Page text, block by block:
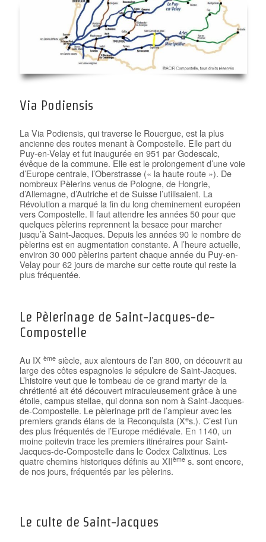
Via Podiensis
La Via Podiensis, qui traverse le Rouergue, est la plus
ancienne des routes menant à Compostelle. Elle part du
Puy-en-Velay et fut inaugurée en 951 par Godescalc,
évêque de la commune. Elle est le prolongement d’une voie
d’Europe centrale, l’Oberstrasse (« la haute route »). De
nombreux Pèlerins venus de Pologne, de Hongrie,
d’Allemagne, d’Autriche et de Suisse l’utilisaient. La
Révolution a marqué la fin du long cheminement européen
vers Compostelle. Il faut attendre les années 50 pour que
quelques pèlerins reprennent la besace pour marcher
jusqu’à Saint-Jacques. Depuis les années 90 le nombre de
pèlerins est en augmentation constante. A l’heure actuelle,
environ 30 000 pèlerins partent chaque année du Puy-en-
Velay pour 62 jours de marche sur cette route qui reste la
plus fréquentée.
Le Pèlerinage de Saint-Jacques-de-
Compostelle
Au IX èmesiècle, aux alentours de l’an 800, on découvrit au
large des côtes espagnoles le sépulcre de Saint-Jacques.
L’histoire veut que le tombeau de ce grand martyr de la
chrétienté ait été découvert miraculeusement grâce à une
étoile, campus stellae, qui donna son nom à Saint-Jacques-
de-Compostelle. Le pèlerinage prit de l’ampleur avec les
premiers grands élans de la Reconquista (Xes.). C’est l’un
des plus fréquentés de l’Europe médiévale. En 1140, un
moine poitevin trace les premiers itinéraires pour Saint-
Jacques-de-Compostelle dans le Codex Calixtinus. Les
quatre chemins historiques définis au XIIèmes. sont encore,
de nos jours, fréquentés par les pèlerins.
Le culte de Saint-Jacques